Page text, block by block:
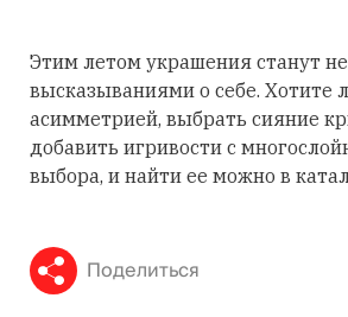
Этим летом украшения станут
высказываниями о себе. Хотите
асимметрией, выбрать сияние
добавить игривости с
выбора, и найти ее можно в
Поделиться